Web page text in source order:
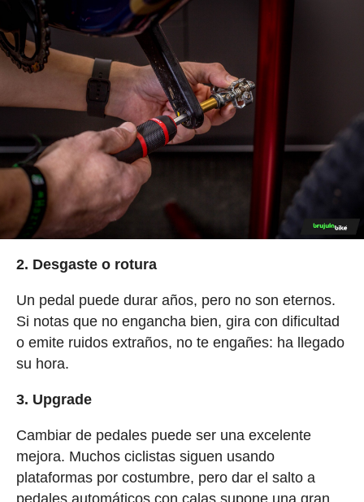
2. Desgaste o rotura
Un pedal puede durar años, pero no son eternos.
Si notas que no engancha bien, gira con dificultad
o emite ruidos extraños, no te engañes: ha llegado
su hora.
3. Upgrade
Cambiar de pedales puede ser una excelente
mejora. Muchos ciclistas siguen usando
plataformas por costumbre, pero dar el salto a
pedales automáticos con calas supone una gran